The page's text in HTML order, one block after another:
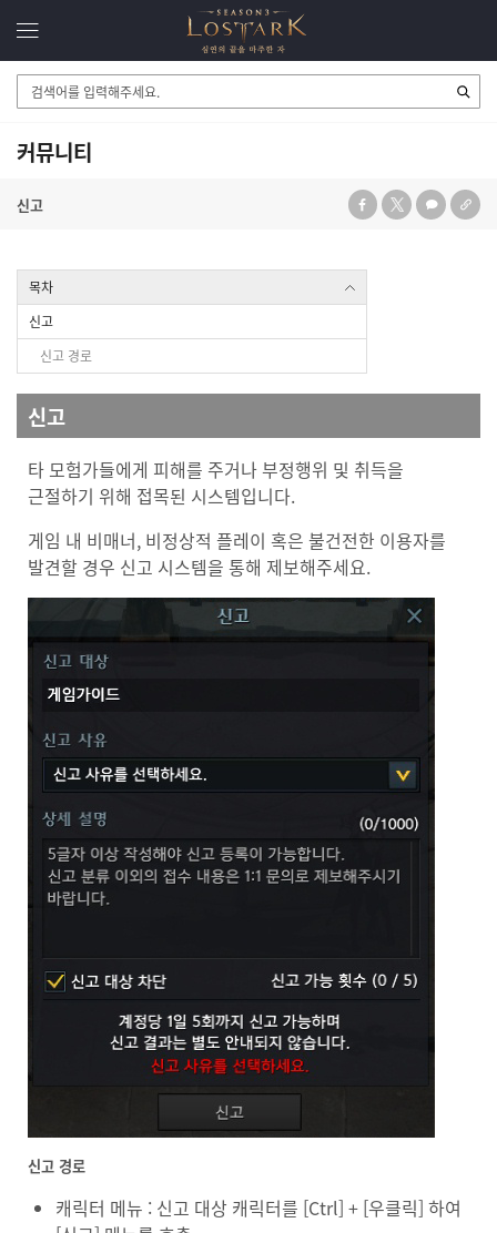
색
역
커뮤니티
신고
목차
신고
신고 경로
신고
타 모험가들에게 피해를 주거나 부정행위 및 취득을
근절하기 위해 접목된 시스템입니다.
게임 내 비매너, 비정상적 플레이 혹은 불건전한 이용자를
발견할 경우 신고 시스템을 통해 제보해주세요.
신고 경로
캐릭터 메뉴 : 신고 대상 캐릭터를 [Ctrl] + [우클릭] 하여